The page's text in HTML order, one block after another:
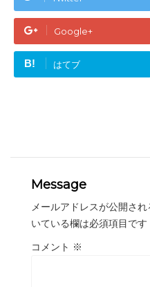
Google+
B! はてブ
Message
メールアドレスが公開され
いている欄は必須項目です
コメント ※